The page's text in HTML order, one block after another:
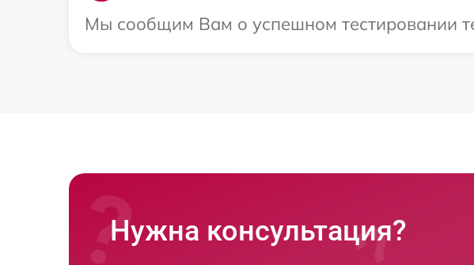
Мы сообщим Вам о успешном тестировании
Нужна консультация?